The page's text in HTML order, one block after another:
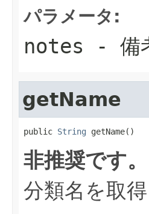
パラメータ:
notes - 備
getName
public String getName()
非推奨です。
分類名を取得